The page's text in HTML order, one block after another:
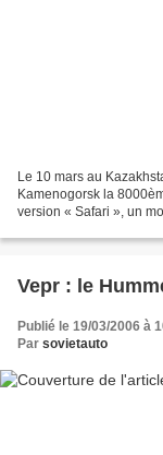
Le 10 mars au
Kamenogorsk la
version « Safari », un
Vepr : le
Publié le 19/03/2006 à
Par sovietauto